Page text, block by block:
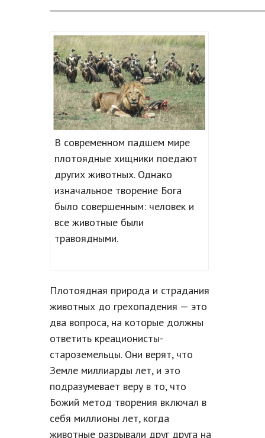
В современном падшем мире
плотоядные хищники поедают
других животных. Однако
изначальное творение Бога
было совершенным: человек и
все животные были
травоядными.
Плотоядная природа и страдания
животных до грехопадения — это
два вопроса, на которые должны
ответить креационисты-
староземельцы. Они верят, что
Земле миллиарды лет, и это
подразумевает веру в то, что
Божий метод творения включал в
себя миллионы лет, когда
животные разрывали друг друга на